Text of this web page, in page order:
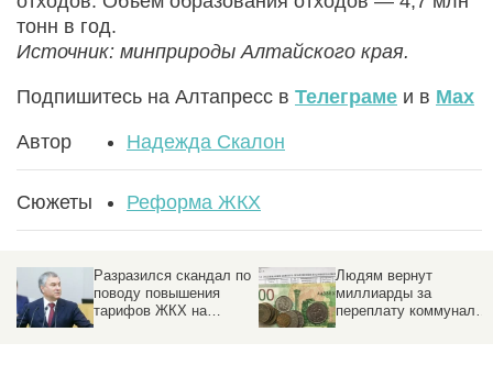
тонн в год.
Источник: минприроды Алтайского края.
Подпишитесь на Алтапресс в Телеграме и в Max
Автор Надежда Скалон
Сюжеты Реформа ЖКХ
Разразился скандал по
поводу повышения
тарифов ЖКХ на
Людям вернут
миллиарды за
переплату коммуналки.